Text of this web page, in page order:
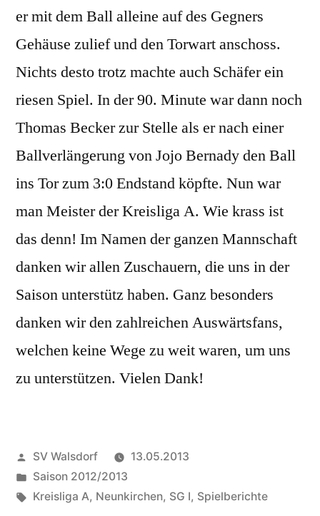
er mit dem Ball alleine auf des Gegners
Gehäuse zulief und den Torwart anschoss.
Nichts desto trotz machte auch Schäfer ein
riesen Spiel. In der 90. Minute war dann noch
Thomas Becker zur Stelle als er nach einer
Ballverlängerung von Jojo Bernady den Ball
ins Tor zum 3:0 Endstand köpfte. Nun war
man Meister der Kreisliga A. Wie krass ist
das denn! Im Namen der ganzen Mannschaft
danken wir allen Zuschauern, die uns in der
Saison unterstütz haben. Ganz besonders
danken wir den zahlreichen Auswärtsfans,
welchen keine Wege zu weit waren, um uns
zu unterstützen. Vielen Dank!
Veröffentlicht
von
SV Walsdorf
13.05.2013
Veröffentlicht
in
Saison 2012/2013
Schlagwörter:
Kreisliga A, Neunkirchen, SG I, Spielberichte